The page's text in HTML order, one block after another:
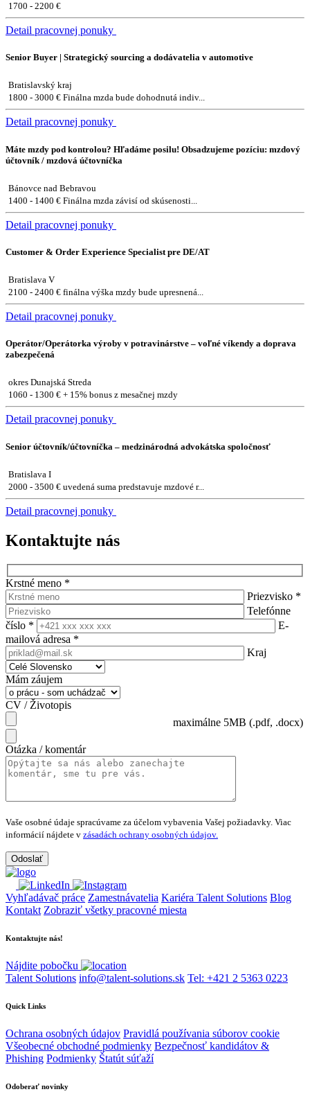
1700 - 2200 €
Detail pracovnej ponuky
Senior Buyer | Strategický sourcing a dodávatelia v automotive
Bratislavský kraj
1800 - 3000 € Finálna mzda bude dohodnutá indiv...
Detail pracovnej ponuky
Máte mzdy pod kontrolou? Hľadáme posilu! Obsadzujeme pozíciu: mzdový
účtovník / mzdová účtovníčka
Bánovce nad Bebravou
1400 - 1400 € Finálna mzda závisí od skúsenosti...
Detail pracovnej ponuky
Customer & Order Experience Specialist pre DE/AT
Bratislava V
2100 - 2400 € finálna výška mzdy bude upresnená...
Detail pracovnej ponuky
Operátor/Operátorka výroby v potravinárstve – voľné víkendy a doprava
zabezpečená
okres Dunajská Streda
1060 - 1300 € + 15% bonus z mesačnej mzdy
Detail pracovnej ponuky
Senior účtovník/účtovníčka – medzinárodná advokátska spoločnosť
Bratislava I
2000 - 3500 € uvedená suma predstavuje mzdové r...
Detail pracovnej ponuky
Kontaktujte nás
Krstné meno *
Priezvisko *
Telefónne
číslo *
E-
mailová adresa *
Kraj
Mám záujem
CV / Životopis
maximálne 5MB (.pdf, .docx)
Otázka / komentár
Vaše osobné údaje spracúvame za účelom vybavenia Vašej požiadavky. Viac
informácií nájdete v zásadách ochrany osobných údajov.
Vyhľadávač práce Zamestnávatelia Kariéra Talent Solutions Blog
Kontakt Zobraziť všetky pracovné miesta
Kontaktujte nás!
Nájdite pobočku
Talent Solutions info@talent-solutions.sk Tel: +421 2 5363 0223
Quick Links
Ochrana osobných údajov Pravidlá používania súborov cookie
Všeobecné obchodné podmienky Bezpečnosť kandidátov &
Phishing Podmienky Štatút súťaží
Odoberať novinky